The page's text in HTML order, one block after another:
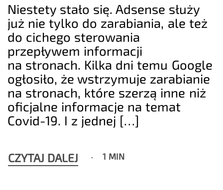
Niestety stało się. Adsense służy
już nie tylko do zarabiania, ale też
do cichego sterowania
przepływem informacji
na stronach. Kilka dni temu Google
ogłosiło, że wstrzymuje zarabianie
na stronach, które szerzą inne niż
oficjalne informacje na temat
Covid-19. I z jednej […]
CZYTAJ DALEJ 1 MIN